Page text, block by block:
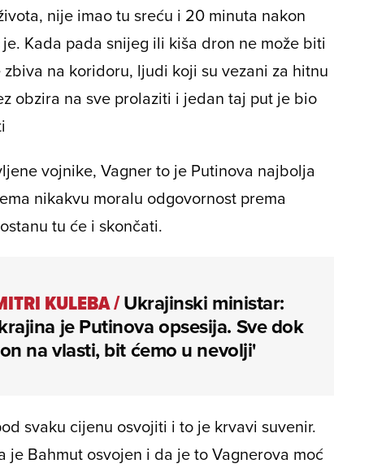
nije imao tu sreću i 20 minuta nakon
Kada pada snijeg ili kiša dron ne može biti
na koridoru, ljudi koji su vezani za hitnu
obzira na sve prolaziti i jedan taj put je bio
vojnike, Vagner to je Putinova najbolja
nikakvu moralu odgovornost prema
tu će i skončati.
KULEBA/Ukrajinski ministar:
je Putinova opsesija. Sve dok
na vlasti, bit ćemo u nevolji'
svaku cijenu osvojiti i to je krvavi suvenir.
je Bahmut osvojen i da je to Vagnerova moć